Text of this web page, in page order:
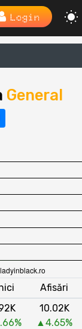
Login
General
Afisări
10.02K
▲4.65%